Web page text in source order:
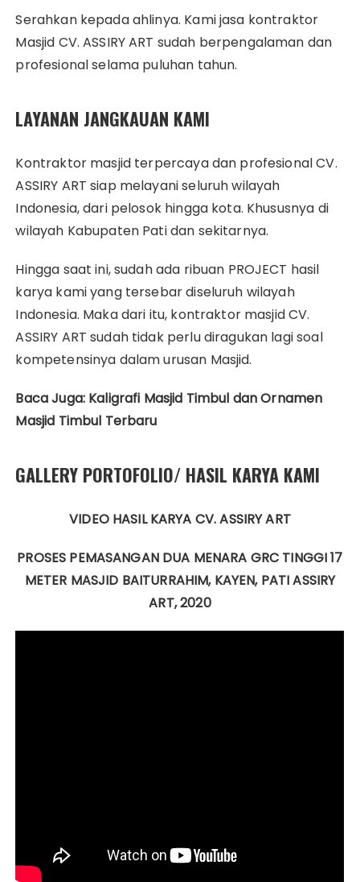
Serahkan kepada ahlinya. Kami jasa kontraktor
Masjid CV. ASSIRY ART sudah berpengalaman dan
profesional selama puluhan tahun.
LAYANAN JANGKAUAN KAMI
Kontraktor masjid terpercaya dan profesional CV.
ASSIRY ART siap melayani seluruh wilayah
Indonesia, dari pelosok hingga kota. Khususnya di
wilayah Kabupaten Pati dan sekitarnya.
Hingga saat ini, sudah ada ribuan PROJECT hasil
karya kami yang tersebar diseluruh wilayah
Indonesia. Maka dari itu, kontraktor masjid CV.
ASSIRY ART sudah tidak perlu diragukan lagi soal
kompetensinya dalam urusan Masjid.
Baca Juga: Kaligrafi Masjid Timbul dan Ornamen
Masjid Timbul Terbaru
GALLERY PORTOFOLIO/ HASIL KARYA KAMI
VIDEO HASIL KARYA CV. ASSIRY ART
PROSES PEMASANGAN DUA MENARA GRC TINGGI 17
METER MASJID BAITURRAHIM, KAYEN, PATI ASSIRY
ART, 2020